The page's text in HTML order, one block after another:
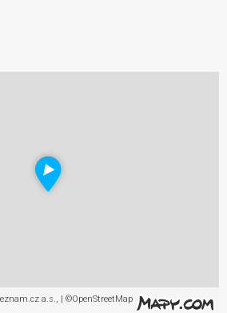
a.s., | ©OpenStreetMap